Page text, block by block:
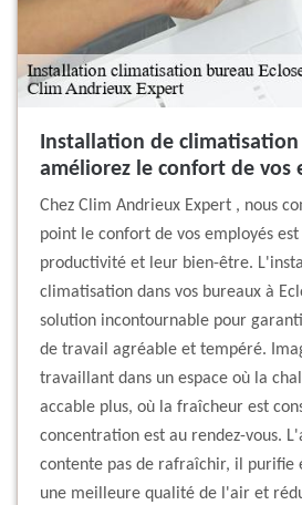
Installation de
améliorez le confort de vos
Chez Clim Andrieux Expert , nous
point le confort de vos employés
productivité et leur bien-être.
climatisation dans vos bureaux à
solution incontournable pour
de travail agréable et tempéré.
travaillant dans un espace où la
accable plus, où la fraîcheur est
concentration est au rendez-vous.
contente pas de rafraîchir, il purifie
une meilleure qualité de l'air et